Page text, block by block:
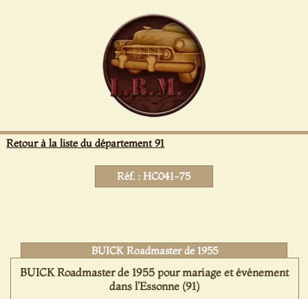
Retour à la liste du département 91
Réf. : HC041-75
BUICK Roadmaster de 1955
BUICK Roadmaster de 1955 pour mariage et événement
dans l'Essonne (91)